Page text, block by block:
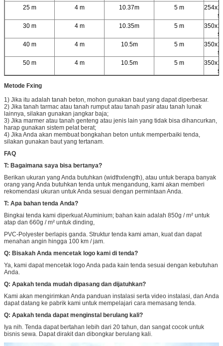
25 m
4 m 10.37m 5 m
30 m
4 m 10.35m 5 m
40 m
4 m 10.5m 5 m
50 m
4 m 10.5m 5 m
Metode Fxing
1) Jika itu adalah tanah beton, mohon gunakan baut yang dapat diperbesar.
2) Jika tanah tarmac atau tanah rumput atau tanah pasir atau tanah lunak
lainnya, silakan gunakan jangkar baja;
3) Jika marmer atau tanah genteng atau jenis lain yang tidak bisa dihancurkan,
harap gunakan sistem pelat berat;
4) Jika Anda akan membuat bongkahan beton untuk memperbaiki tenda,
silakan gunakan baut yang tertanam.
FAQ
T: Bagaimana saya bisa bertanya?
Berikan ukuran yang Anda butuhkan (widthxlength), atau untuk berapa banyak
orang yang Anda butuhkan tenda untuk mengandung, kami akan memberi
rekomendasi ukuran untuk Anda sesuai dengan permintaan Anda.
T: Apa bahan tenda Anda?
Bingkai tenda kami diperkuat Aluminium; bahan kain adalah 850g / m² untuk
atap dan 660g / m² untuk dinding,
PVC-Polyester berlapis ganda. Struktur tenda kami aman, kuat dan dapat
menahan angin hingga 100 km / jam.
Q: Bisakah Anda mencetak logo kami di tenda?
Ya, kami dapat mencetak logo Anda pada kain tenda sesuai dengan kebutuhan
Anda.
Q: Apakah tenda mudah dipasang dan dijatuhkan?
Kami akan mengirimkan Anda panduan instalasi serta video instalasi, dan Anda
dapat datang ke pabrik kami untuk mempelajari cara memasang tenda.
Q: Apakah tenda dapat menginstal berulang kali?
Iya nih. Tenda dapat bertahan lebih dari 20 tahun, dan sangat cocok untuk
bisnis sewa. Dapat dirakit dan dibongkar berulang kali.